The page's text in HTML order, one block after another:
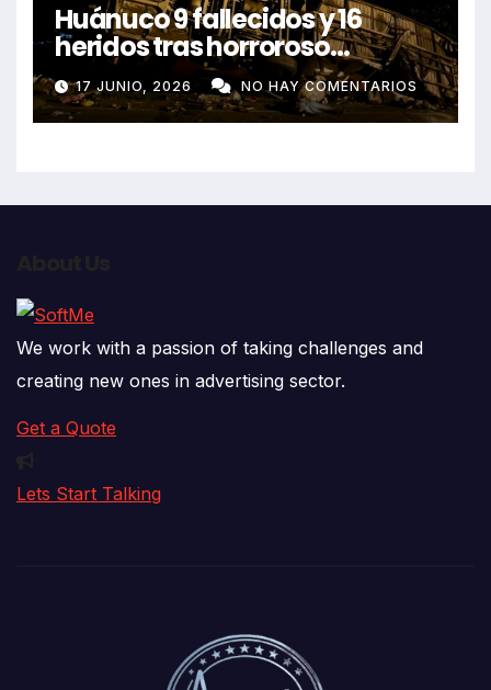
Huánuco 9 fallecidos y 16
heridos tras horroroso
despiste de bus Real Chancas
que impactó contra vivienda
17 JUNIO, 2026 NO HAY COMENTARIOS
We work with a passion of taking challenges and
creating new ones in advertising sector.
Get a Quote
Lets Start Talking